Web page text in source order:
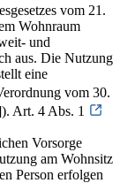
vom 21.
Wohnraum
und
aus. Die Nutzung
eine
vom 30.
Art. 4 Abs. 1
Vorsorge
am Wohnsitz
Person erfolgen